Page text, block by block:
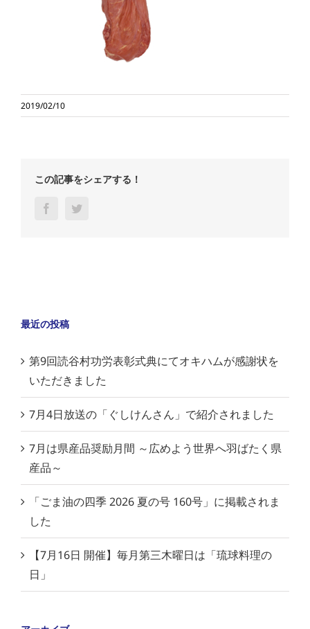
2019/02/10
この記事をシェアする！
Facebook
最近の投稿
第9回読谷村功労表彰式典にてオキハムが感謝状を
いただきました
7月4日放送の「ぐしけんさん」で紹介されました
7月は県産品奨励月間 ～広めよう世界へ羽ばたく県
産品～
「ごま油の四季 2026 夏の号 160号」に掲載されま
した
【7月16日 開催】毎月第三木曜日は「琉球料理の
日」